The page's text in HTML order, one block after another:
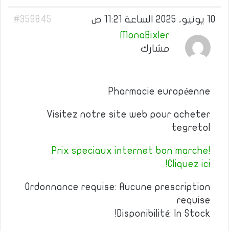
10 يونيو، 2025 الساعة 11:21 ص
#359845
MonaBixler
مشارك
Pharmacie européenne
Visitez notre site web pour acheter
tegretol
Prix speciaux internet bon marche!
Cliquez ici!
Ordonnance requise: Aucune prescription
requise
Disponibilité: In Stock!